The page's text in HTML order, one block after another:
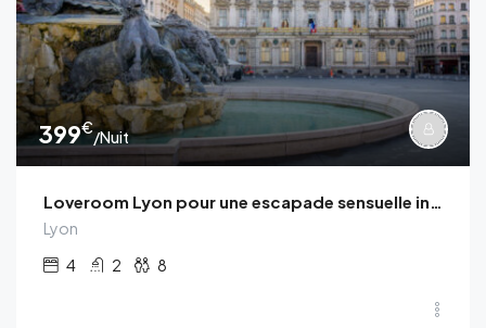
399€/Nuit
Lyon
4
2 8